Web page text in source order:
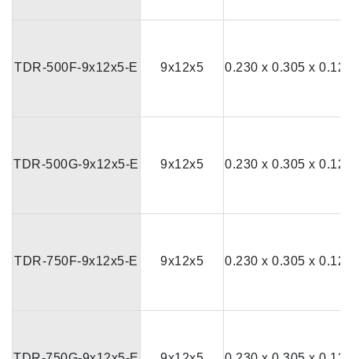
TDR-500F-9x12x5-E 9x12x5 0.230 x 0.305 x 0.127
TDR-500G-9x12x5-E 9x12x5 0.230 x 0.305 x 0.127
TDR-750F-9x12x5-E 9x12x5 0.230 x 0.305 x 0.127